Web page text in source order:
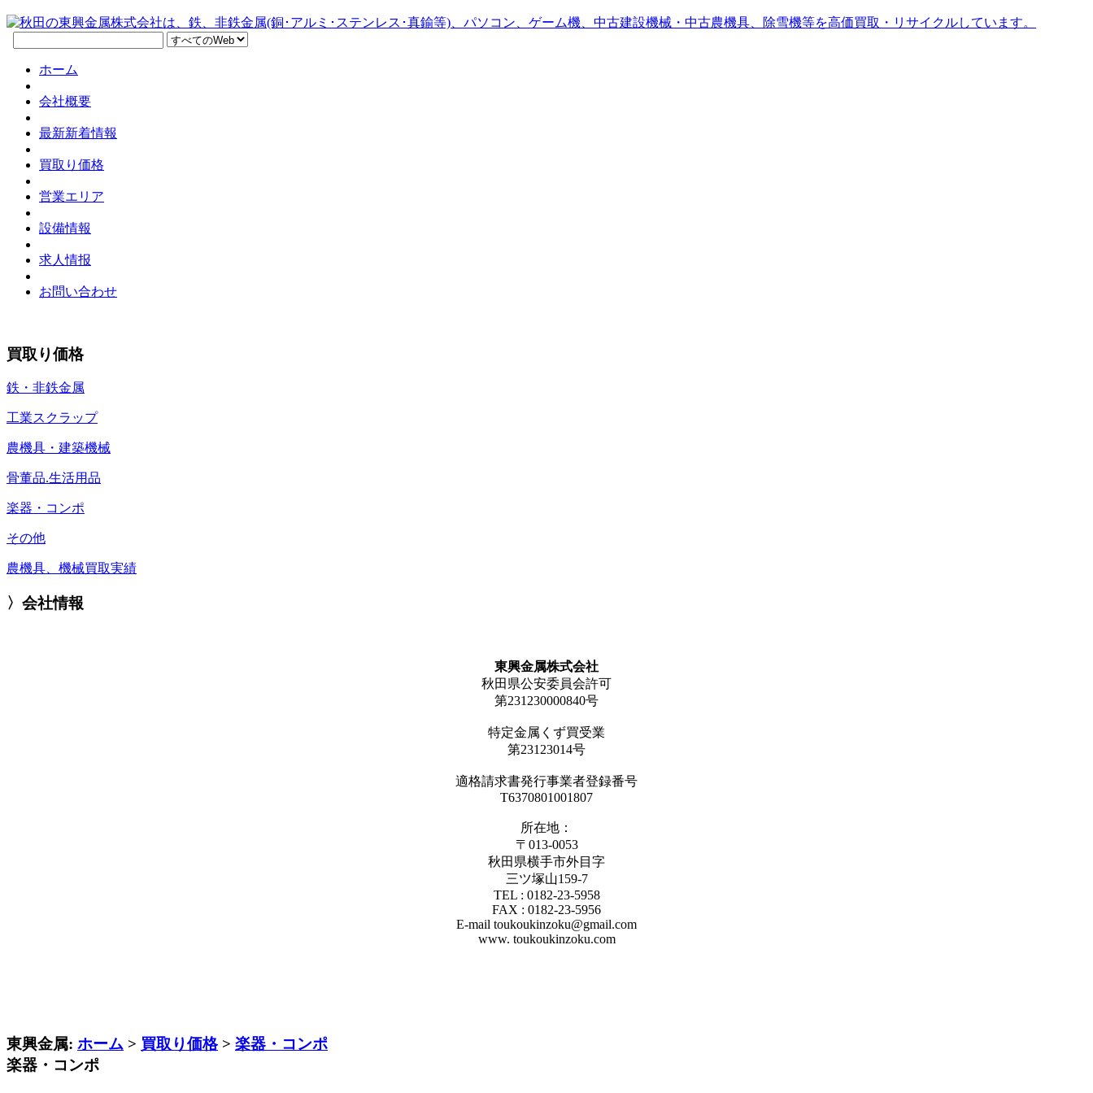
ホーム
会社概要
最新新着情報
買取り価格
営業エリア
設備情報
求人情报
お問い合わせ
買取り価格
鉄・非鉄金属
工業スクラップ
農機具・建築機械
骨董品.生活用品
楽器・コンポ
その他
農機具、機械買取実績
〉会社情報
東興金属株式会社
秋田県公安委員会許可
第231230000840号
特定金属くず買受業
第23123014号
適格請求書発行事業者登録番号
T6370801001807
所在地：
〒013-0053
秋田県横手市外目字
三ツ塚山159-7
TEL : 0182-23-5958
FAX : 0182-23-5956
E-mail toukoukinzoku@gmail.com
www. toukoukinzoku.com
東興金属: ホーム > 買取り価格> 楽器・コンポ
楽器・コンポ